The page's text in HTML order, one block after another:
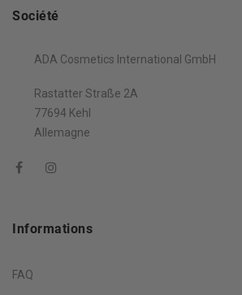
Société
ADA Cosmetics International GmbH
Rastatter Straße 2A
77694 Kehl
Allemagne
Informations
FAQ